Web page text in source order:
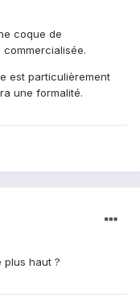
coque de
est particulièrement
une formalité.
plus haut ?